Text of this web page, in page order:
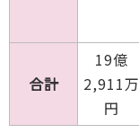
合計
19億
2,911万
円